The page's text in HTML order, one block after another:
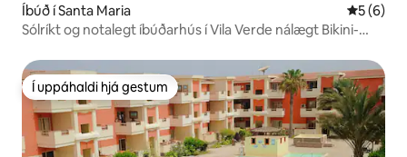
Íbúð í Santa Maria 5 af 5 í
5 (6)
Sólríkt og notalegt íbúðarhús í Vila Verde nálægt Bikini-
Í uppáhaldi hjá gestum
Í uppáhaldi hjá gestum